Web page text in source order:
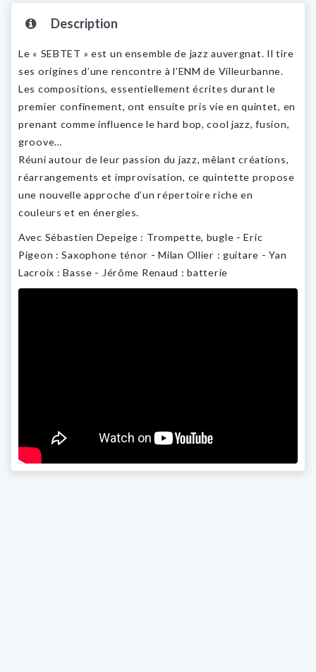
Description
Le « SEBTET » est un ensemble de jazz auvergnat. Il tire
ses origines d’une rencontre à l’ENM de Villeurbanne.
Les compositions, essentiellement écrites durant le
premier confinement, ont ensuite pris vie en quintet, en
prenant comme influence le hard bop, cool jazz, fusion,
groove…
Réuni autour de leur passion du jazz, mêlant créations,
réarrangements et improvisation, ce quintette propose
une nouvelle approche d’un répertoire riche en
couleurs et en énergies.
Avec Sébastien Depeige : Trompette, bugle - Eric
Pigeon : Saxophone ténor - Milan Ollier : guitare - Yan
Lacroix : Basse - Jérôme Renaud : batterie